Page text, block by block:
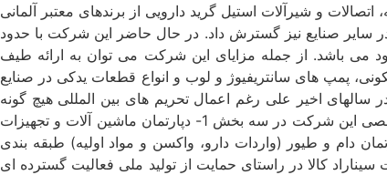
و شیرآلات استیل گرید دارویی از برندهای معتبر آلمانی
سایر صنایع نیز گسترش داد. در حال حاضر این شرکت با حدود
می باشد. از جمله مزایای این شرکت می توان به ارائه طیف
پمپ های سانتریفیوژ و لوب و انواع قطعات یدکی در صنایع
سالهای اخیر علی رغم اعمال تحریم های بین المللی هیچ گونه
خللی در فعالیت این شرکت وارد نکرده و واردات کلیه تجهیزات با زمان تحویل و قیمت کاملا رقابتی را تسهیل نموده است. دپارتمان های تخصصی این شرکت در سه بخش 1- دپارتمان ماشین آلات و تجهیزات
2- دپارتمان تجهیزات صنعتی (نفت، گاز، پتروشیمی، نیروگاه، فولاد، ریلی، مترو، راه آهن و حفاری) 3- دپارتمان دام و طیور (واردات دارو، واکسن و مواد اولیه) طبقه بندی
می باشد. در سال 1399 با استعانت از خداوند متعال، شرکت سیناراد کالا در راستای حمایت از تولید ملی فعالیت گسترده ای